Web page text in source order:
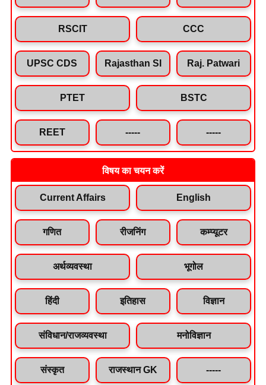
RSCIT CCC
UPSC CDS Rajasthan SI Raj. Patwari
PTET BSTC
REET ----- -----
विषय का चयन करें
Current Affairs English
गणित रीजनिंग कम्प्यूटर
अर्थव्यवस्था भूगोल
हिंदी इतिहास विज्ञान
संविधान/राजव्यवस्था मनोविज्ञान
संस्कृत राजस्थान GK -----